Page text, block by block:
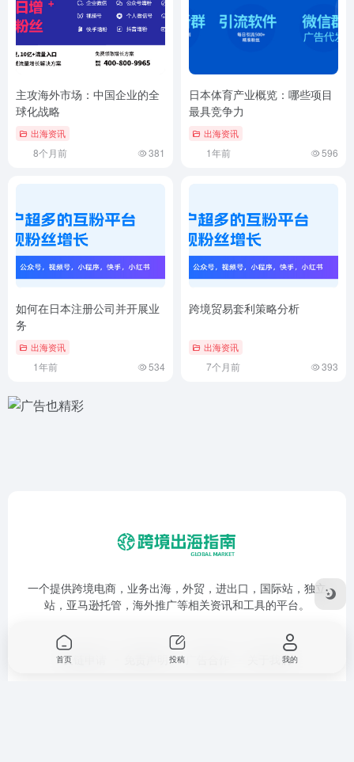
主攻海外市场：中国企业的全
球化战略
出海资讯
8个月前 381
日本体育产业概览：哪些项目
最具竞争力
出海资讯
1年前 596
如何在日本注册公司并开展业
务
出海资讯
1年前 534
跨境贸易套利策略分析
出海资讯
7个月前 393
一个提供跨境电商，业务出海，外贸，进出口，国际站，独立
站，亚马逊托管，海外推广等相关资讯和工具的平台。
友链申请 关于我们
首页 投稿 我的